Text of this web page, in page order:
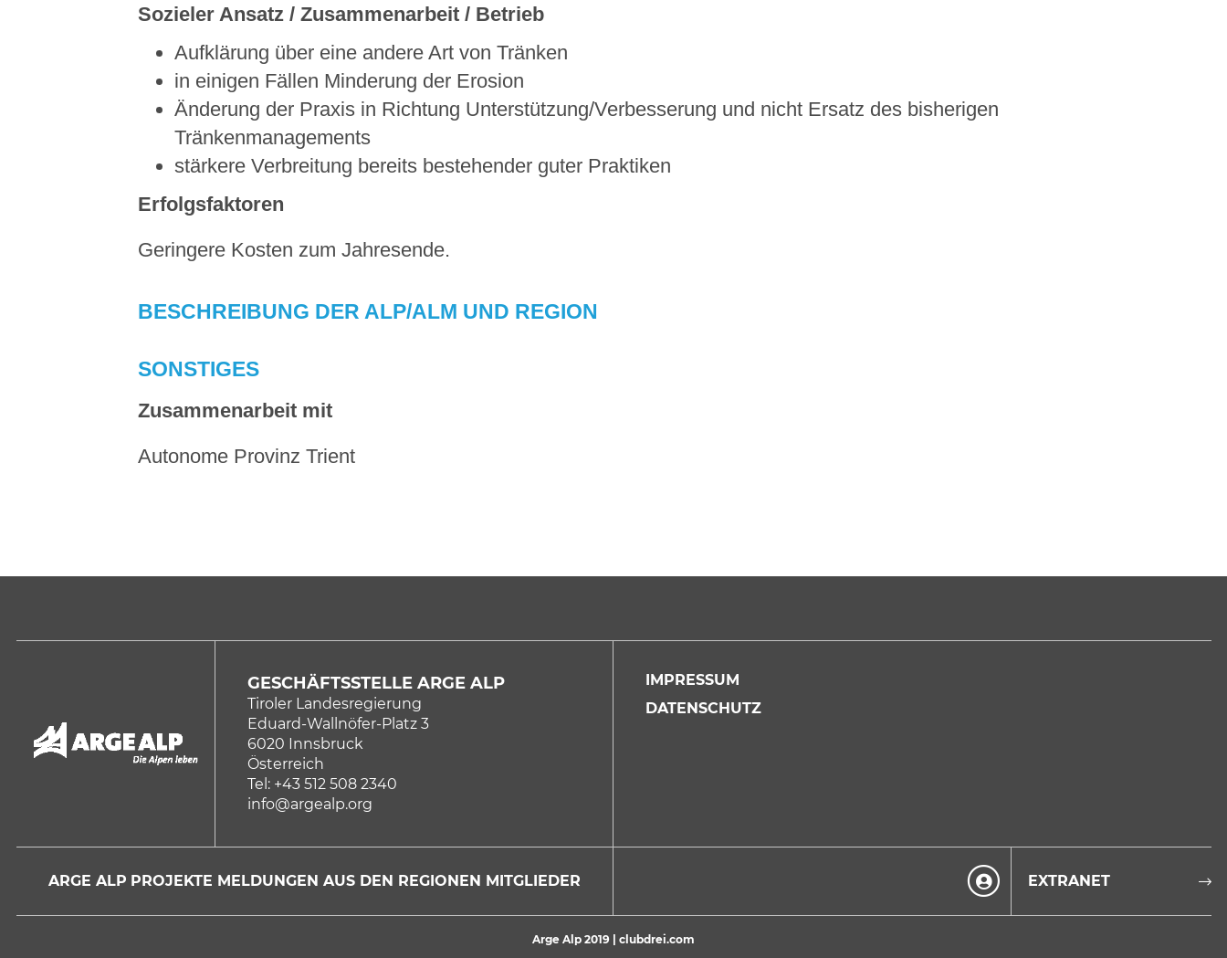
Sozieler Ansatz / Zusammenarbeit / Betrieb
Aufklärung über eine andere Art von Tränken
in einigen Fällen Minderung der Erosion
Änderung der Praxis in Richtung Unterstützung/Verbesserung und nicht Ersatz des bisherigen
Tränkenmanagements
stärkere Verbreitung bereits bestehender guter Praktiken
Erfolgsfaktoren
Geringere Kosten zum Jahresende.
BESCHREIBUNG DER ALP/ALM UND REGION
SONSTIGES
Zusammenarbeit mit
Autonome Provinz Trient
GESCHÄFTSSTELLE ARGE ALP
Tiroler Landesregierung
Eduard-Wallnöfer-Platz 3
6020 Innsbruck
Österreich
Tel: +43 512 508 2340
info@argealp.org
IMPRESSUM
DATENSCHUTZ
ARGE ALP PROJEKTE MELDUNGEN AUS DEN REGIONEN MITGLIEDER EXTRANET
Arge Alp 2019 | clubdrei.com